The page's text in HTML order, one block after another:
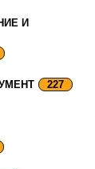
И
227